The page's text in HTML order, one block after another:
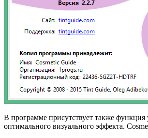
В программе присутствует также
оптимального визуального эффекта.